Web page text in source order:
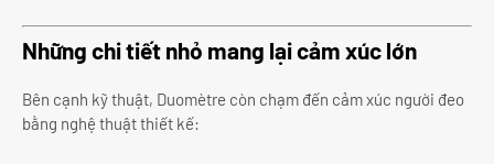
Những chi tiết nhỏ mang lại cảm xúc lớn
Bên cạnh kỹ thuật, Duomètre còn chạm đến cảm xúc người đeo
bằng nghệ thuật thiết kế: